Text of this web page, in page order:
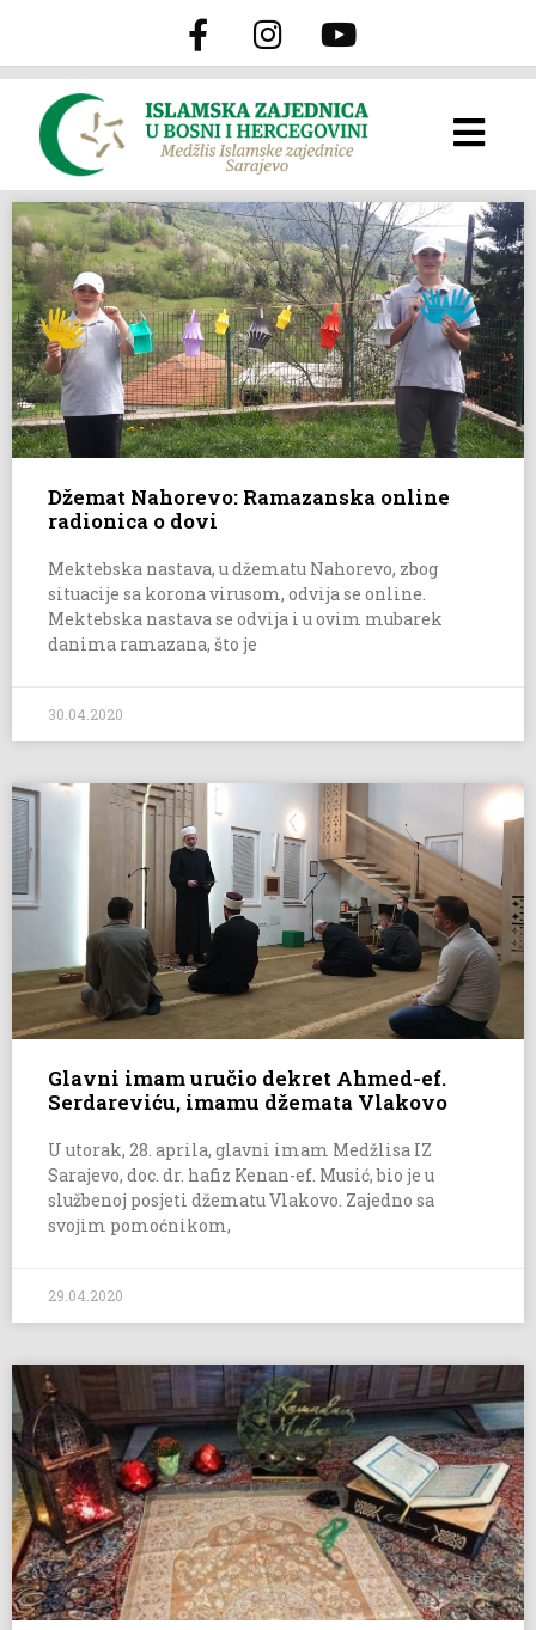
Džemat Nahorevo: Ramazanska online
radionica o dovi
Mektebska nastava, u džematu Nahorevo, zbog
situacije sa korona virusom, odvija se online.
Mektebska nastava se odvija i u ovim mubarek
danima ramazana, što je
30.04.2020
Glavni imam uručio dekret Ahmed-ef.
Serdareviću, imamu džemata Vlakovo
U utorak, 28. aprila, glavni imam Medžlisa IZ
Sarajevo, doc. dr. hafiz Kenan-ef. Musić, bio je u
službenoj posjeti džematu Vlakovo. Zajedno sa
svojim pomoćnikom,
29.04.2020